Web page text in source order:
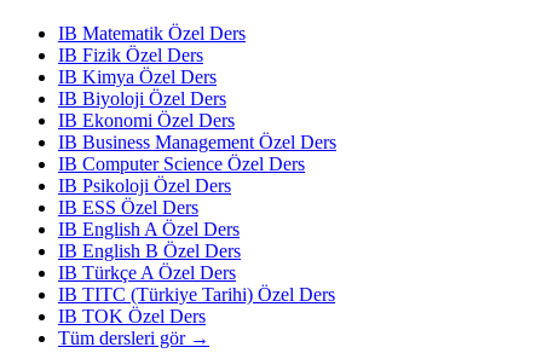
IB Matematik Özel Ders
IB Fizik Özel Ders
IB Kimya Özel Ders
IB Biyoloji Özel Ders
IB Ekonomi Özel Ders
IB Business Management Özel Ders
IB Computer Science Özel Ders
IB Psikoloji Özel Ders
IB ESS Özel Ders
IB English A Özel Ders
IB English B Özel Ders
IB Türkçe A Özel Ders
IB TITC (Türkiye Tarihi) Özel Ders
IB TOK Özel Ders
Tüm dersleri gör →